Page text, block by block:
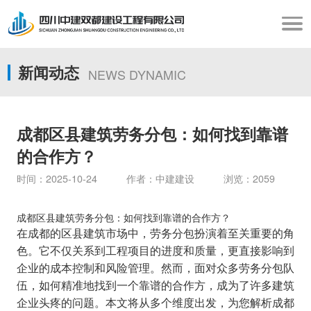
新闻动态 NEWS DYNAMIC
成都区县建筑劳务分包：如何找到靠谱
的合作方？
时间：2025-10-24 作者：中建建设 浏览：2059
成都区县建筑劳务分包：如何找到靠谱的合作方？
在成都的区县建筑市场中，劳务分包扮演着至关重要的角
色。它不仅关系到工程项目的进度和质量，更直接影响到
企业的成本控制和风险管理。然而，面对众多劳务分包队
伍，如何精准地找到一个靠谱的合作方，成为了许多建筑
企业头疼的问题。本文将从多个维度出发，为您解析成都